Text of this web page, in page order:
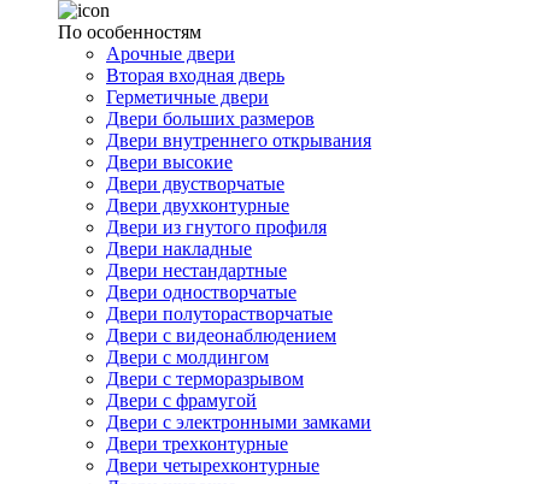
По особенностям
Арочные двери
Вторая входная дверь
Герметичные двери
Двери больших размеров
Двери внутреннего открывания
Двери высокие
Двери двустворчатые
Двери двухконтурные
Двери из гнутого профиля
Двери накладные
Двери нестандартные
Двери одностворчатые
Двери полуторастворчатые
Двери с видеонаблюдением
Двери с молдингом
Двери с терморазрывом
Двери с фрамугой
Двери с электронными замками
Двери трехконтурные
Двери четырехконтурные